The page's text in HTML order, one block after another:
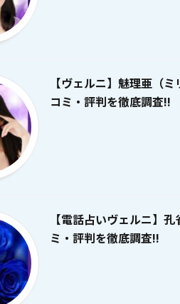
【ヴェルニ】魅理亜（
コミ・評判を徹底調査!!
【電話占いヴェルニ】
ミ・評判を徹底調査!!